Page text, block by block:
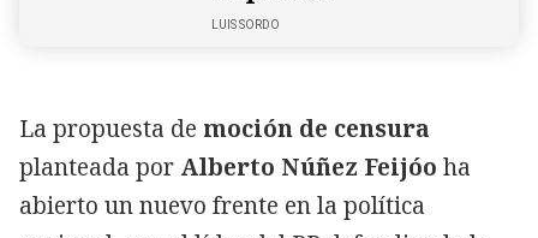
LUIS SORDO
La propuesta de moción de censura
planteada por Alberto Núñez Feijóo ha
abierto un nuevo frente en la política